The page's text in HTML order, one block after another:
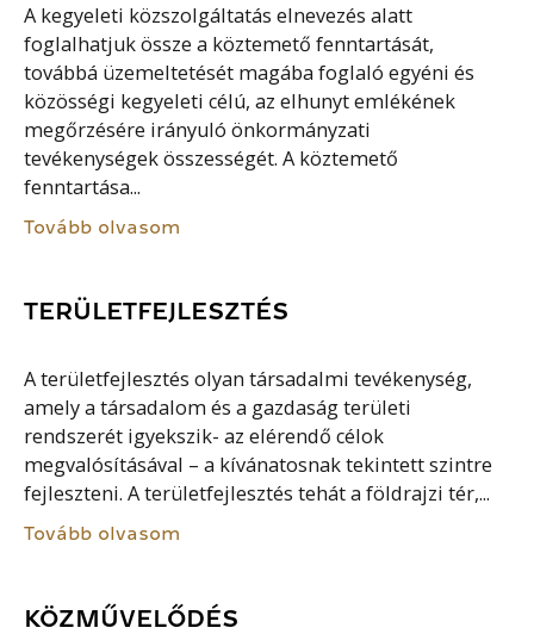
A kegyeleti közszolgáltatás elnevezés alatt
foglalhatjuk össze a köztemető fenntartását,
továbbá üzemeltetését magába foglaló egyéni és
közösségi kegyeleti célú, az elhunyt emlékének
megőrzésére irányuló önkormányzati
tevékenységek összességét. A köztemető
fenntartása...
Tovább olvasom
TERÜLETFEJLESZTÉS
A területfejlesztés olyan társadalmi tevékenység,
amely a társadalom és a gazdaság területi
rendszerét igyekszik- az elérendő célok
megvalósításával – a kívánatosnak tekintett szintre
fejleszteni. A területfejlesztés tehát a földrajzi tér,...
Tovább olvasom
KÖZMŰVELŐDÉS